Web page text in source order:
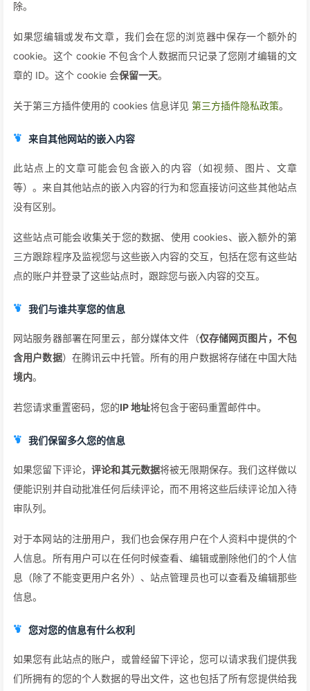
除。
如果您编辑或发布文章，我们会在您的浏览器中保存一个额外的
cookie。这个 cookie 不包含个人数据而只记录了您刚才编辑的文
章的 ID。这个 cookie 会保留一天。
关于第三方插件使用的 cookies 信息详见 第三方插件隐私政策。
来自其他网站的嵌入内容
此站点上的文章可能会包含嵌入的内容（如视频、图片、文章
等）。来自其他站点的嵌入内容的行为和您直接访问这些其他站点
没有区别。
这些站点可能会收集关于您的数据、使用 cookies、嵌入额外的第
三方跟踪程序及监视您与这些嵌入内容的交互，包括在您有这些站
点的账户并登录了这些站点时，跟踪您与嵌入内容的交互。
我们与谁共享您的信息
网站服务器部署在阿里云，部分媒体文件（仅存储网页图片，不包
含用户数据）在腾讯云中托管。所有的用户数据将存储在中国大陆
境内。
若您请求重置密码，您的IP 地址将包含于密码重置邮件中。
我们保留多久您的信息
如果您留下评论，评论和其元数据将被无限期保存。我们这样做以
便能识别并自动批准任何后续评论，而不用将这些后续评论加入待
审队列。
对于本网站的注册用户，我们也会保存用户在个人资料中提供的个
人信息。所有用户可以在任何时候查看、编辑或删除他们的个人信
息（除了不能变更用户名外）、站点管理员也可以查看及编辑那些
信息。
您对您的信息有什么权利
如果您有此站点的账户，或曾经留下评论，您可以请求我们提供我
们所拥有的您的个人数据的导出文件，这也包括了所有您提供给我